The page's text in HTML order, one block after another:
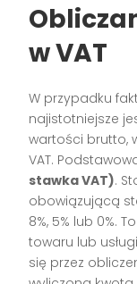
w VAT
W przypadku
najistotniejsze
wartości brutto,
VAT.
stawka VAT).
obowiązującą
8%, 5% lub 0%.
towaru lub
się przez